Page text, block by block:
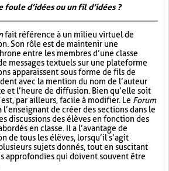
foule d’idées ou un fil d’idées ?
fait référence à un milieu virtuel de
Son rôle est de maintenir une
entre les membres d’une classe
messages textuels sur une plateforme
apparaissent sous forme de fils de
avec la mention du nom de l’auteur
et l’heure de diffusion. Bien qu’elle soit
par ailleurs, facile à modifier. Le Forum
de créer des sections dans le
discussions des élèves en fonction des
en classe. Il a l’avantage de
de tous les élèves, lorsqu’il s’agit
sujets donnés, tout en suscitant
approfondies qui doivent souvent être